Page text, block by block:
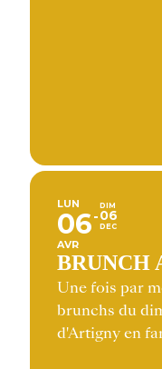
LUN
06
AVR
DIM
06
DEC
BRUNCH
Une fois par
brunchs du
d'Artigny en